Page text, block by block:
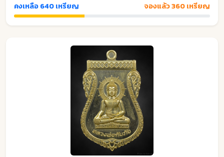
คงเหลือ 640 เหรียญ จองแล้ว 360 เหรียญ